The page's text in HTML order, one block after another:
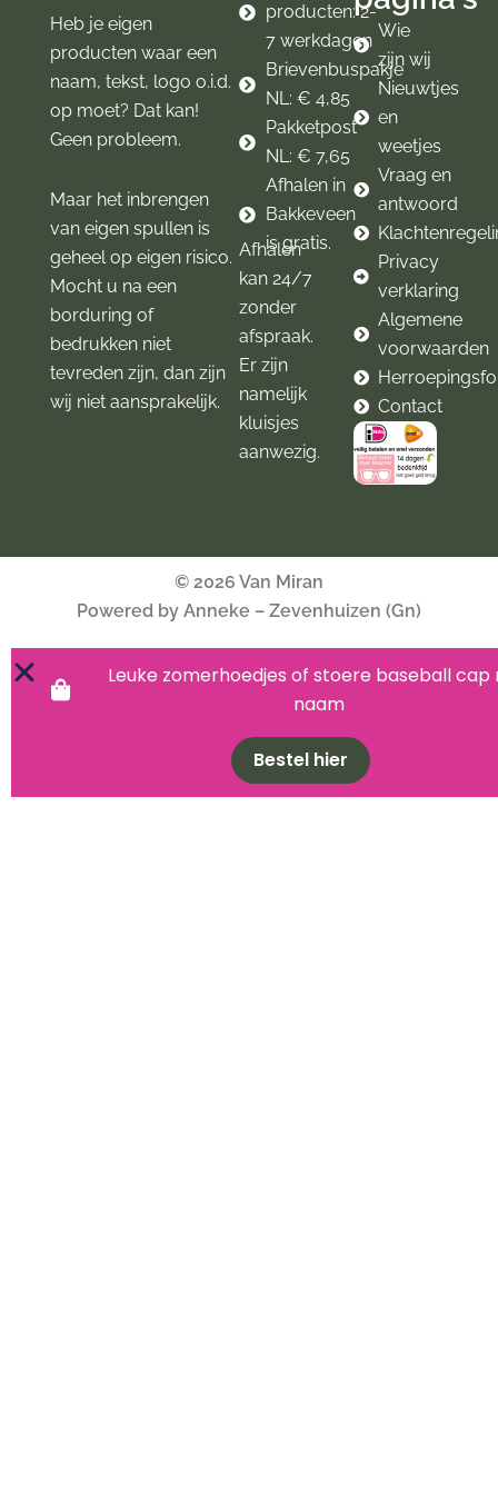
Heb je eigen
producten waar een
naam, tekst, logo o.i.d.
op moet? Dat kan!
Geen probleem.
Maar het inbrengen
van eigen spullen is
geheel op eigen risico.
Mocht u na een
borduring of
bedrukken niet
tevreden zijn, dan zijn
wij niet aansprakelijk.
producten: 2-
7 werkdagen
Brievenbuspakje
NL: € 4,85
Pakketpost
NL: € 7,65
Afhalen in
Bakkeveen
is gratis.
Afhalen
kan 24/7
zonder
afspraak.
Er zijn
namelijk
kluisjes
aanwezig.
Wie
zijn wij
Nieuwtjes
en
weetjes
Vraag en
antwoord
Privacy
verklaring
Algemene
voorwaarden
Contact
© 2026 Van Miran
Powered by Anneke – Zevenhuizen (Gn)
Leuke zomerhoedjes of stoere baseball cap
naam
Bestel hier